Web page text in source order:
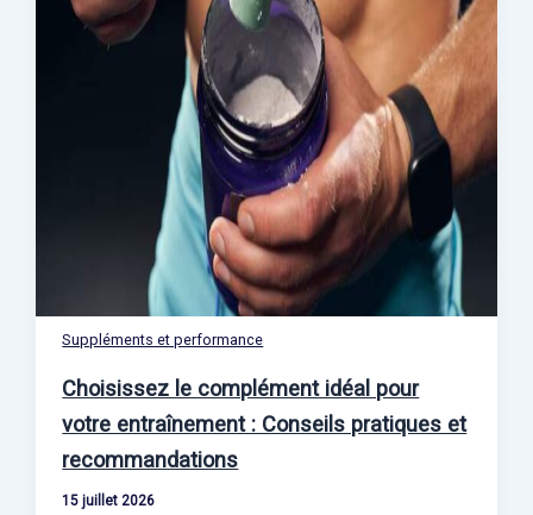
Suppléments et performance
Choisissez le complément idéal pour
votre entraînement : Conseils pratiques et
recommandations
15 juillet 2026